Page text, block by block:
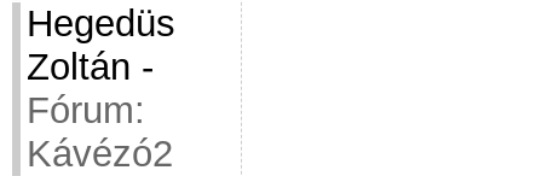
Hegedüs
Zoltán -
Fórum:
Kávézó2